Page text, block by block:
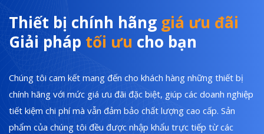
Thiết bị chính hãng giá ưu đãi
Giải pháp tối ưu cho bạn
Chúng tôi cam kết mang đến cho khách hàng những thiết bị
chính hãng với mức giá ưu đãi đặc biệt, giúp các doanh nghiệp
tiết kiệm chi phí mà vẫn đảm bảo chất lượng cao cấp. Sản
phẩm của chúng tôi đều được nhập khẩu trực tiếp từ các